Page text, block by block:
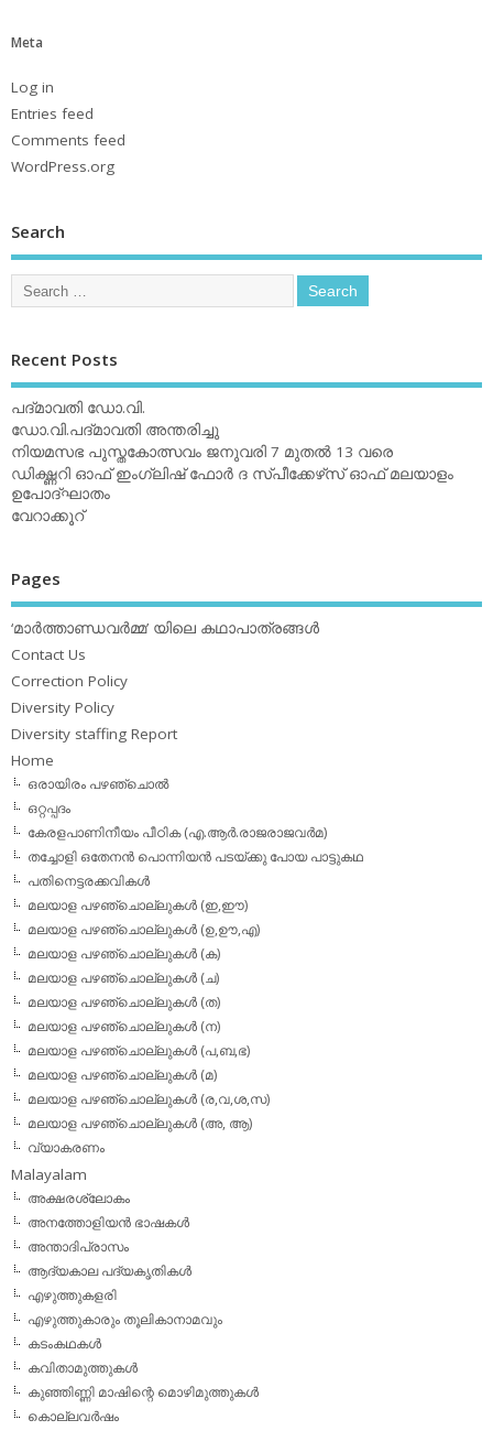
Meta
Log in
Entries feed
Comments feed
WordPress.org
Search
Recent Posts
പദ്മാവതി ഡോ.വി.
ഡോ.വി.പദ്മാവതി അന്തരിച്ചു
നിയമസഭ പുസ്തകോത്സവം ജനുവരി 7 മുതല്‍ 13 വരെ
ഡിക്ഷ്ണറി ഓഫ് ഇംഗ്ലിഷ് ഫോര്‍ ദ സ്പീക്കേഴ്‌സ് ഓഫ് മലയാളം
ഉപോദ്ഘാതം
വേറാക്കൂറ്
Pages
‘മാര്‍ത്താണ്ഡവര്‍മ്മ’ യിലെ കഥാപാത്രങ്ങള്‍
Contact Us
Correction Policy
Diversity Policy
Diversity staffing Report
Home
ഒരായിരം പഴഞ്ചൊല്‍
ഒറ്റപ്പദം
കേരളപാണിനീയം പീഠിക (എ.ആര്‍.രാജരാജവര്‍മ)
തച്ചോളി ഒതേനൻ പൊന്നിയൻ പടയ്‌ക്കു പോയ പാട്ടുകഥ
പതിനെട്ടരക്കവികള്‍
മലയാള പഴഞ്ചൊല്ലുകള്‍ (ഇ,ഈ)
മലയാള പഴഞ്ചൊല്ലുകള്‍ (ഉ,ഊ,എ)
മലയാള പഴഞ്ചൊല്ലുകള്‍ (ക)
മലയാള പഴഞ്ചൊല്ലുകള്‍ (ച)
മലയാള പഴഞ്ചൊല്ലുകള്‍ (ത)
മലയാള പഴഞ്ചൊല്ലുകള്‍ (ന)
മലയാള പഴഞ്ചൊല്ലുകള്‍ (പ,ബ,ഭ)
മലയാള പഴഞ്ചൊല്ലുകള്‍ (മ)
മലയാള പഴഞ്ചൊല്ലുകള്‍ (ര,വ,ശ,സ)
മലയാള പഴഞ്ചൊല്ലുകൾ (അ, ആ)
വ്യാകരണം
Malayalam
അക്ഷരശ്ലോകം
അനത്തോളിയന്‍ ഭാഷകള്‍
അന്താദിപ്രാസം
ആദ്യകാല പദ്യകൃതികള്‍
എഴുത്തുകളരി
എഴുത്തുകാരും തൂലികാനാമവും
കടംകഥകള്‍
കവിതാമുത്തുകള്‍
കുഞ്ഞിണ്ണി മാഷിന്റെ മൊഴിമുത്തുകള്‍
കൊല്ലവര്‍ഷം